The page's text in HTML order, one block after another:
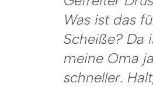
Was ist das
Scheiße? Da
meine Oma ja
schneller.